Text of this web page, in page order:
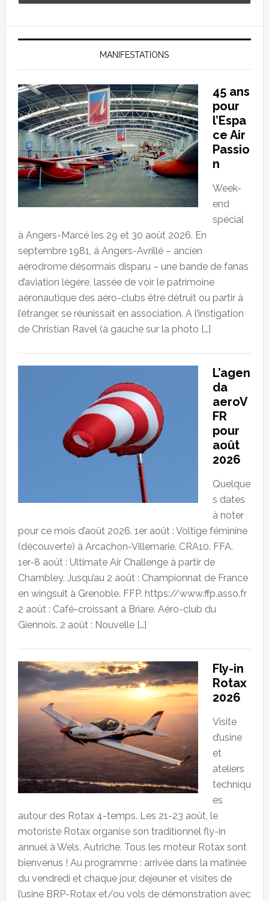
MANIFESTATIONS
45 ans
pour
l’Espa
ce Air
Passio
n
Week-
end
spécial
à Angers-Marcé les 29 et 30 août 2026. En
septembre 1981, à Angers-Avrillé – ancien
aérodrome désormais disparu – une bande de fanas
d’aviation légère, lassée de voir le patrimoine
aéronautique des aéro-clubs être détruit ou partir à
l’étranger, se réunissait en association. A l’instigation
de Christian Ravel (à gauche sur la photo […]
L’agen
da
aeroV
FR
pour
août
2026
Quelque
s dates
à noter
pour ce mois d’août 2026. 1er août : Voltige féminine
(découverte) à Arcachon-Villemarie. CRA10. FFA.
1er-8 août : Ultimate Air Challenge à partir de
Chambley. Jusqu’au 2 août : Championnat de France
en wingsuit à Grenoble. FFP. https://www.ffp.asso.fr
2 août : Café-croissant à Briare. Aéro-club du
Giennois. 2 août : Nouvelle […]
Fly-in
Rotax
2026
Visite
d’usine
et
ateliers
techniqu
es
autour des Rotax 4-temps. Les 21-23 août, le
motoriste Rotax organise son traditionnel fly-in
annuel à Wels, Autriche. Tous les moteur Rotax sont
bienvenus ! Au programme : arrivée dans la matinée
du vendredi et chaque jour, dejeuner et visites de
l’usine BRP-Rotax et/ou vols de démonstration avec